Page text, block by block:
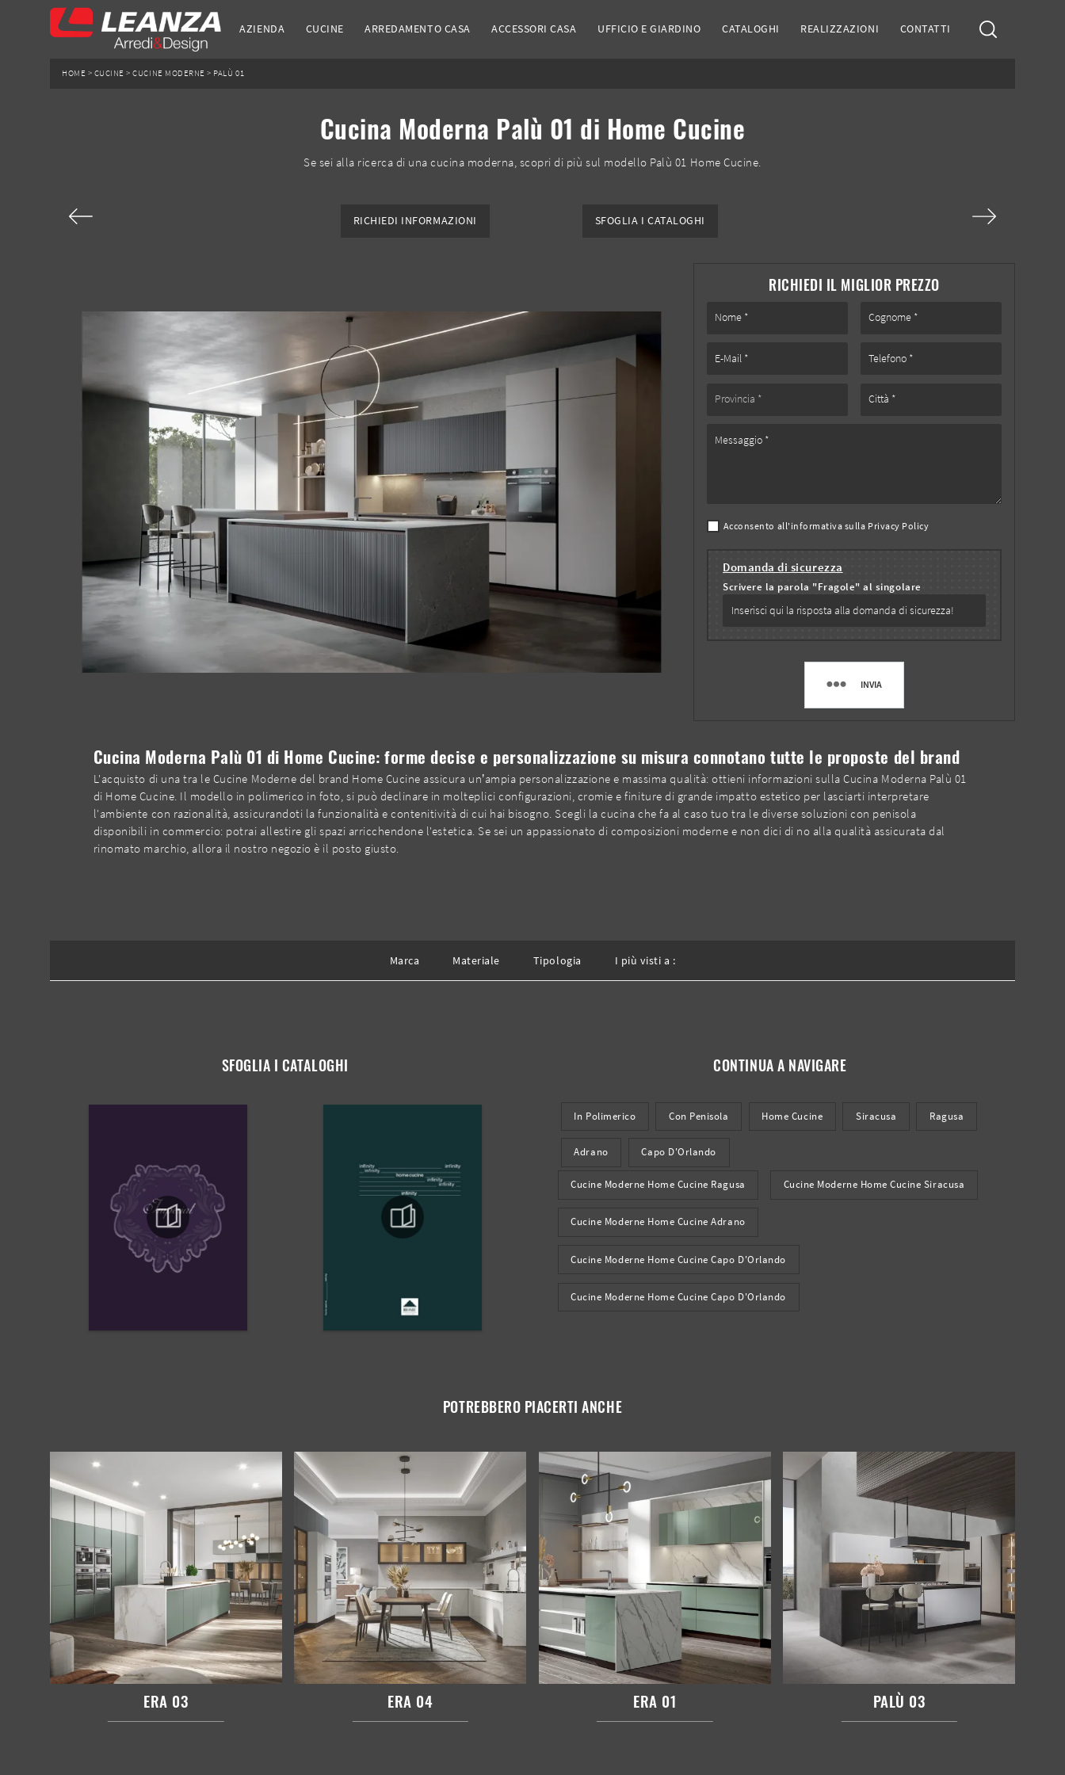
AZIENDA CUCINE ARREDAMENTO CASA ACCESSORI CASA UFFICIO E GIARDINO CATALOGHI REALIZZAZIONI CONTATTI
HOME > CUCINE >CUCINE MODERNE > PALÙ 01
Cucina Moderna Palù 01 di Home Cucine
Se sei alla ricerca di una cucina moderna, scopri di più sul modello Palù 01 Home Cucine.
RICHIEDI INFORMAZIONI SFOGLIA I CATALOGHI
RICHIEDI IL MIGLIOR PREZZO
Acconsento all'informativa sulla Privacy Policy
Domanda di sicurezza
Scrivere la parola "Fragole" al singolare
INVIA
Cucina Moderna Palù 01 di Home Cucine: forme decise e personalizzazione su misura connotano tutte le proposte del brand
L'acquisto di una tra le Cucine Moderne del brand Home Cucine assicura un’ampia personalizzazione e massima qualità: ottieni informazioni sulla Cucina Moderna Palù 01
di Home Cucine. Il modello in polimerico in foto, si può declinare in molteplici configurazioni, cromie e finiture di grande impatto estetico per lasciarti interpretare
l'ambiente con razionalità, assicurandoti la funzionalità e contenitività di cui hai bisogno. Scegli la cucina che fa al caso tuo tra le diverse soluzioni con penisola
disponibili in commercio: potrai allestire gli spazi arricchendone l'estetica. Se sei un appassionato di composizioni moderne e non dici di no alla qualità assicurata dal
rinomato marchio, allora il nostro negozio è il posto giusto.
Marca Materiale Tipologia I più visti a :
SFOGLIA I CATALOGHI CONTINUA A NAVIGARE
In Polimerico Con Penisola Home Cucine Siracusa Ragusa
Adrano Capo D'Orlando
Cucine Moderne Home Cucine Ragusa Cucine Moderne Home Cucine Siracusa
Cucine Moderne Home Cucine Adrano
Cucine Moderne Home Cucine Capo D'Orlando
Cucine Moderne Home Cucine Capo D'Orlando
POTREBBERO PIACERTI ANCHE
ERA 03 ERA 04 ERA 01 PALÙ 03